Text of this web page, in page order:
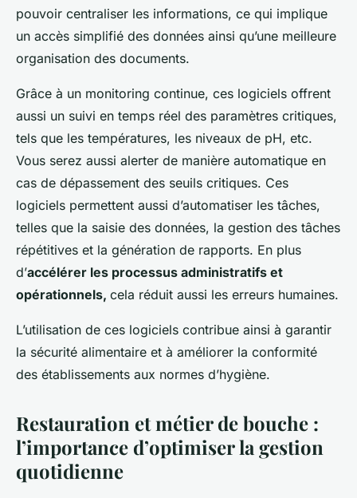
pouvoir centraliser les informations, ce qui implique
un accès simplifié des données ainsi qu’une meilleure
organisation des documents.
Grâce à un monitoring continue, ces logiciels offrent
aussi un suivi en temps réel des paramètres critiques,
tels que les températures, les niveaux de pH, etc.
Vous serez aussi alerter de manière automatique en
cas de dépassement des seuils critiques. Ces
logiciels permettent aussi d’automatiser les tâches,
telles que la saisie des données, la gestion des tâches
répétitives et la génération de rapports. En plus
d’accélérer les processus administratifs et
opérationnels, cela réduit aussi les erreurs humaines.
L’utilisation de ces logiciels contribue ainsi à garantir
la sécurité alimentaire et à améliorer la conformité
des établissements aux normes d’hygiène.
Restauration et métier de bouche :
l’importance d’optimiser la gestion
quotidienne